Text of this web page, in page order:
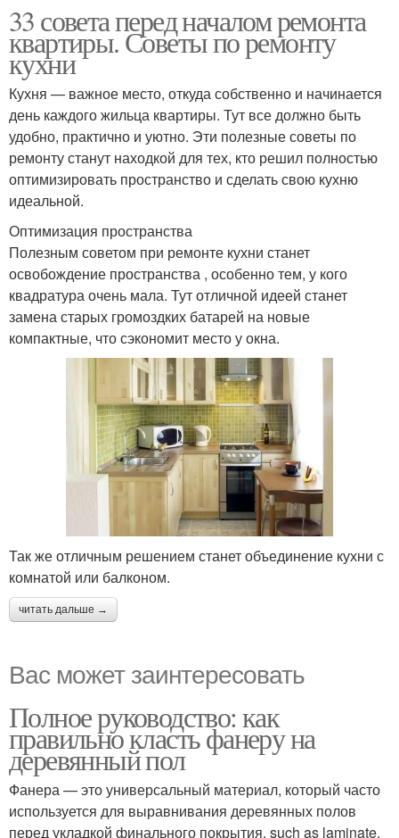
33 совета перед началом ремонта
квартиры. Советы по ремонту
кухни
Кухня — важное место, откуда собственно и начинается
день каждого жильца квартиры. Тут все должно быть
удобно, практично и уютно. Эти полезные советы по
ремонту станут находкой для тех, кто решил полностью
оптимизировать пространство и сделать свою кухню
идеальной.
Оптимизация пространства
Полезным советом при ремонте кухни станет
освобождение пространства , особенно тем, у кого
квадратура очень мала. Тут отличной идеей станет
замена старых громоздких батарей на новые
компактные, что сэкономит место у окна.
Так же отличным решением станет объединение кухни с
комнатой или балконом.
читать дальше →
Вас может заинтересовать
Полное руководство: как
правильно класть фанеру на
деревянный пол
Фанера — это универсальный материал, который часто
используется для выравнивания деревянных полов
перед укладкой финального покрытия, such as laminate,